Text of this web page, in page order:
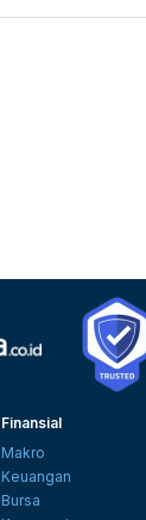
Finansial
Makro
Keuangan
Bursa